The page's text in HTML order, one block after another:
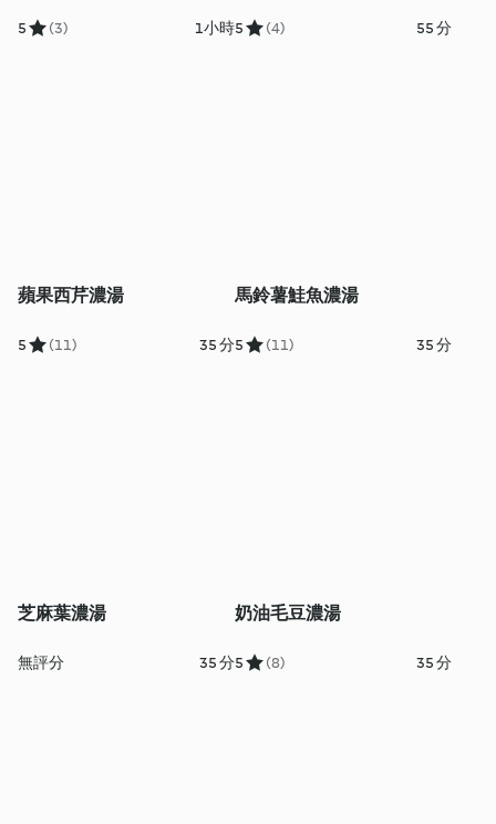
5 (3) 1小時5 (4) 55 分
蘋果西芹濃湯
5 (11) 35 分
馬鈴薯鮭魚濃湯
5 (11) 35 分
芝麻葉濃湯
無評分 35 分
奶油毛豆濃湯
5 (8) 35 分